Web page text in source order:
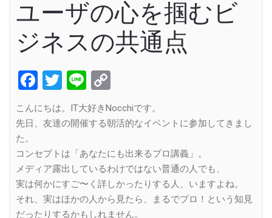
ユーザの心を掴むビ
ジネスの共通点
Facebook
Twitter
Line
Link
こんにちは。IT大好きNocchiです。
先日、友達の開催する朝活的なイベントに参加してきまし
た。
コンセプトは「あなたにも出来るプロ講義」。
メディア露出しているわけではない普通の人でも、
実は何かにすご〜く詳しかったりする人、いますよね。
それ、実はほかの人から見たら、まるでプロ！という知見
だったりするかもしれません。